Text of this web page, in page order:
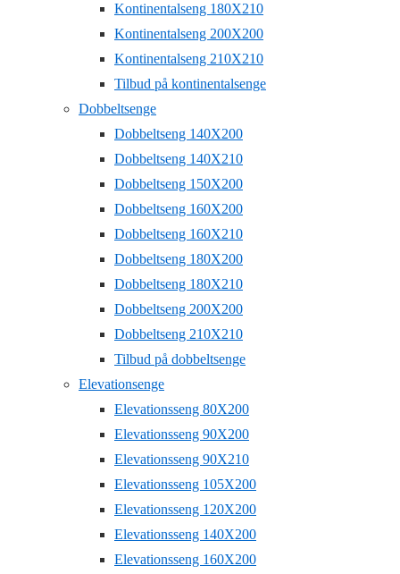
Kontinentalseng 180X210
Kontinentalseng 200X200
Kontinentalseng 210X210
Tilbud på kontinentalsenge
Dobbeltsenge
Dobbeltseng 140X200
Dobbeltseng 140X210
Dobbeltseng 150X200
Dobbeltseng 160X200
Dobbeltseng 160X210
Dobbeltseng 180X200
Dobbeltseng 180X210
Dobbeltseng 200X200
Dobbeltseng 210X210
Tilbud på dobbeltsenge
Elevationsenge
Elevationsseng 80X200
Elevationsseng 90X200
Elevationsseng 90X210
Elevationsseng 105X200
Elevationsseng 120X200
Elevationsseng 140X200
Elevationsseng 160X200